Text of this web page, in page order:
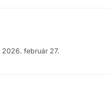
2026. február 27.